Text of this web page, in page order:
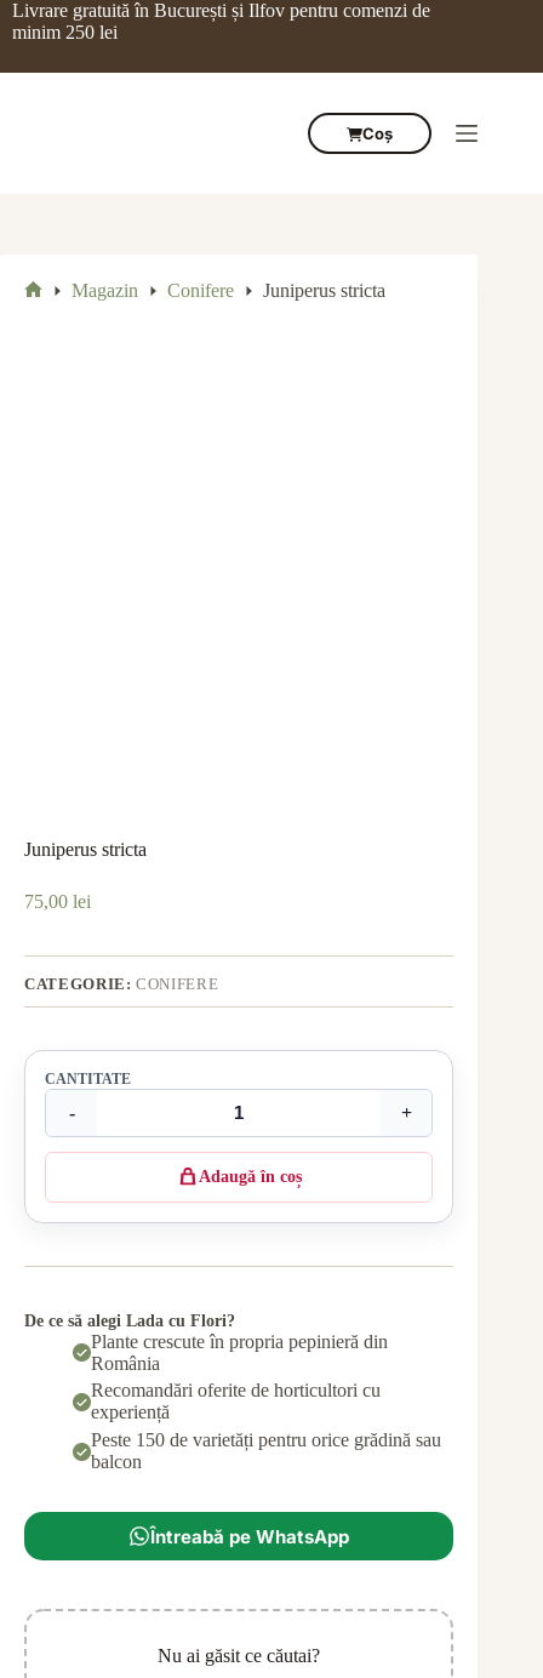
SariLivrare gratuită în București și Ilfov pentru comenzi de
minim 250 lei
Coș
Magazin Conifere Juniperus stricta
Juniperus stricta
75,00 lei
CATEGORIE:CONIFERE
CANTITATE
- +
Adaugă în coș
De ce să alegi Lada cu Flori?
Plante crescute în propria pepinieră din
România
Recomandări oferite de horticultori cu
experiență
Peste 150 de varietăți pentru orice grădină sau
balcon
Întreabă pe WhatsApp
Nu ai găsit ce căutai?